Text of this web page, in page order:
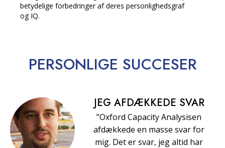
betydelige forbedringer af deres personlighedsgraf
og IQ.
PERSONLIGE SUCCESER
JEG AFDÆKKEDE SVAR
”Oxford Capacity Analysisen
afdækkede en masse svar for
mig. Det er svar, jeg altid har